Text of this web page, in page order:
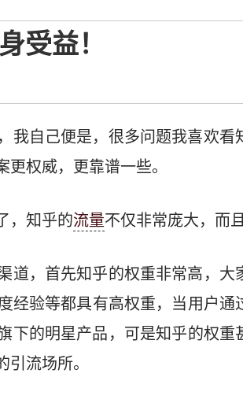
受益！
我自己便是，很多问题我喜欢看
权威，更靠谱一些。
，知乎的流量不仅非常庞大，而
道，首先知乎的权重非常高，大
经验等都具有高权重，当用户通
的明星产品，可是知乎的权重
流场所。